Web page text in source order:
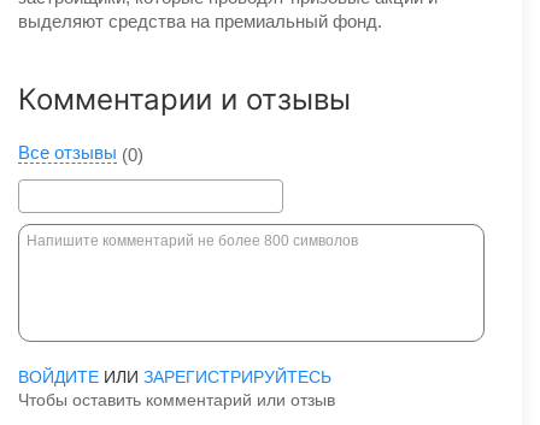
выделяют средства на премиальный фонд.
Комментарии и отзывы
Все отзывы (0)
ВОЙДИТЕ ИЛИ ЗАРЕГИСТРИРУЙТЕСЬ
Чтобы оставить комментарий или отзыв